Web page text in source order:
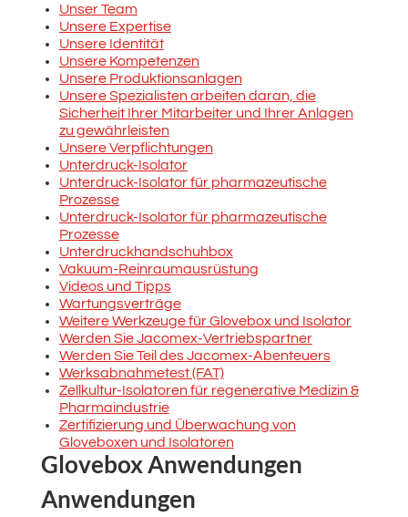
Unser Team
Unsere Expertise
Unsere Identität
Unsere Kompetenzen
Unsere Produktionsanlagen
Unsere Spezialisten arbeiten daran, die
Sicherheit Ihrer Mitarbeiter und Ihrer Anlagen
zu gewährleisten
Unsere Verpflichtungen
Unterdruck-Isolator
Unterdruck-Isolator für pharmazeutische
Prozesse
Unterdruck-Isolator für pharmazeutische
Prozesse
Unterdruckhandschuhbox
Vakuum-Reinraumausrüstung
Videos und Tipps
Wartungsverträge
Weitere Werkzeuge für Glovebox und Isolator
Werden Sie Jacomex-Vertriebspartner
Werden Sie Teil des Jacomex-Abenteuers
Werksabnahmetest (FAT)
Zellkultur-Isolatoren für regenerative Medizin &
Pharmaindustrie
Zertifizierung und Überwachung von
Gloveboxen und Isolatoren
Glovebox Anwendungen
Anwendungen